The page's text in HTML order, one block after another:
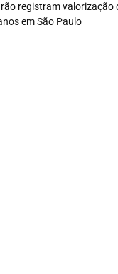
registram valorização
em São Paulo